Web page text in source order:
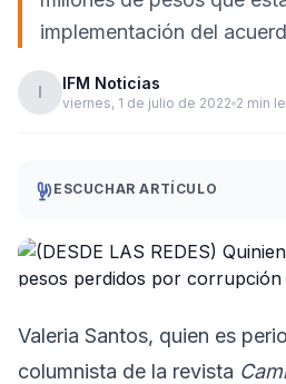
implementación del
I IFM Noticias
viernes, 1 de julio de 2022 2 min
ESCUCHAR ARTÍCULO
Valeria Santos, quien es
columnista de la revista